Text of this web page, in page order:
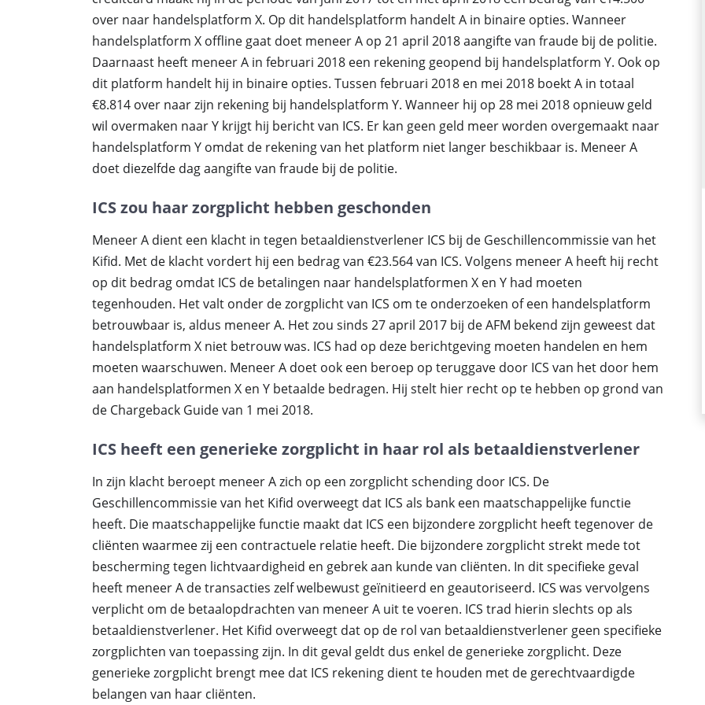
over naar handelsplatform X. Op dit handelsplatform handelt A in binaire opties. Wanneer
handelsplatform X offline gaat doet meneer A op 21 april 2018 aangifte van fraude bij de politie.
Daarnaast heeft meneer A in februari 2018 een rekening geopend bij handelsplatform Y. Ook op
dit platform handelt hij in binaire opties. Tussen februari 2018 en mei 2018 boekt A in totaal
€8.814 over naar zijn rekening bij handelsplatform Y. Wanneer hij op 28 mei 2018 opnieuw geld
wil overmaken naar Y krijgt hij bericht van ICS. Er kan geen geld meer worden overgemaakt naar
handelsplatform Y omdat de rekening van het platform niet langer beschikbaar is. Meneer A
doet diezelfde dag aangifte van fraude bij de politie.
ICS zou haar zorgplicht hebben geschonden
Meneer A dient een klacht in tegen betaaldienstverlener ICS bij de Geschillencommissie van het
Kifid. Met de klacht vordert hij een bedrag van €23.564 van ICS. Volgens meneer A heeft hij recht
op dit bedrag omdat ICS de betalingen naar handelsplatformen X en Y had moeten
tegenhouden. Het valt onder de zorgplicht van ICS om te onderzoeken of een handelsplatform
betrouwbaar is, aldus meneer A. Het zou sinds 27 april 2017 bij de AFM bekend zijn geweest dat
handelsplatform X niet betrouw was. ICS had op deze berichtgeving moeten handelen en hem
moeten waarschuwen. Meneer A doet ook een beroep op teruggave door ICS van het door hem
aan handelsplatformen X en Y betaalde bedragen. Hij stelt hier recht op te hebben op grond van
de Chargeback Guide van 1 mei 2018.
ICS heeft een generieke zorgplicht in haar rol als betaaldienstverlener
In zijn klacht beroept meneer A zich op een zorgplicht schending door ICS. De
Geschillencommissie van het Kifid overweegt dat ICS als bank een maatschappelijke functie
heeft. Die maatschappelijke functie maakt dat ICS een bijzondere zorgplicht heeft tegenover de
cliënten waarmee zij een contractuele relatie heeft. Die bijzondere zorgplicht strekt mede tot
bescherming tegen lichtvaardigheid en gebrek aan kunde van cliënten. In dit specifieke geval
heeft meneer A de transacties zelf welbewust geïnitieerd en geautoriseerd. ICS was vervolgens
verplicht om de betaalopdrachten van meneer A uit te voeren. ICS trad hierin slechts op als
betaaldienstverlener. Het Kifid overweegt dat op de rol van betaaldienstverlener geen specifieke
zorgplichten van toepassing zijn. In dit geval geldt dus enkel de generieke zorgplicht. Deze
generieke zorgplicht brengt mee dat ICS rekening dient te houden met de gerechtvaardigde
belangen van haar cliënten.